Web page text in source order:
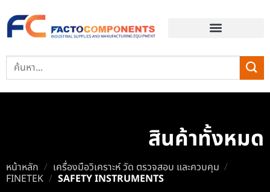
สินค้าทั้งหมด
หน้าหลัก / เครื่องมือวิเคราะห์ วัด ตรวจสอบ และควบคุม /
FINETEK / SAFETY INSTRUMENTS